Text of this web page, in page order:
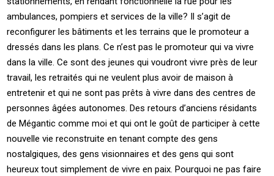
ambulances, pompiers et services de la ville? Il s’agit de
reconfigurer les bâtiments et les terrains que le promoteur a
dressés dans les plans. Ce n’est pas le promoteur qui va vivre
dans la ville. Ce sont des jeunes qui voudront vivre près de leur
travail, les retraités qui ne veulent plus avoir de maison à
entretenir et qui ne sont pas prêts à vivre dans des centres de
personnes âgées autonomes. Des retours d’anciens résidants
de Mégantic comme moi et qui ont le goût de participer à cette
nouvelle vie reconstruite en tenant compte des gens
nostalgiques, des gens visionnaires et des gens qui sont
heureux tout simplement de vivre en paix. Pourquoi ne pas faire